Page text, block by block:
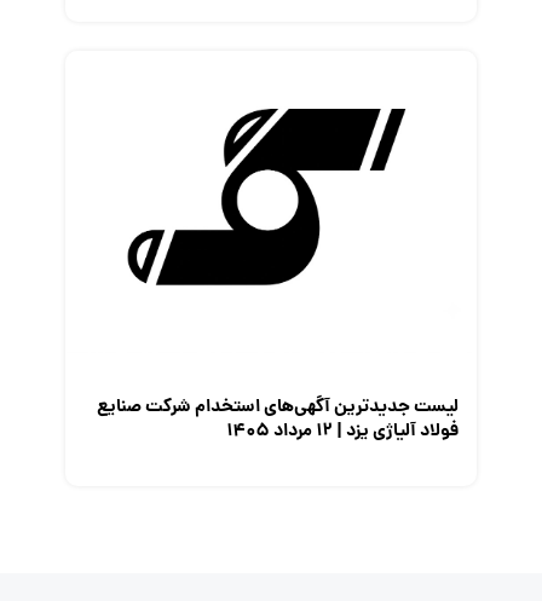
لیست جدیدترین آگهی‌های استخدام شرکت صنایع
فولاد آلیاژی یزد | ۱۲ مرداد ۱۴۰۵